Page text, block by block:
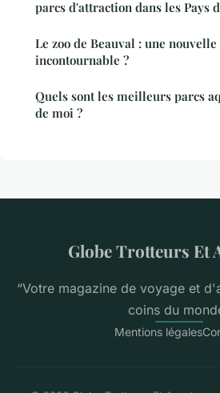
parcs d'attraction dans les Pays
Le zoo de Beauval : une
incontournable ?
Quels sont les meilleurs parcs
de moi ?
Globe Trotteurs Et
“Votre magazine de voyage et
coins du
Mentions légales